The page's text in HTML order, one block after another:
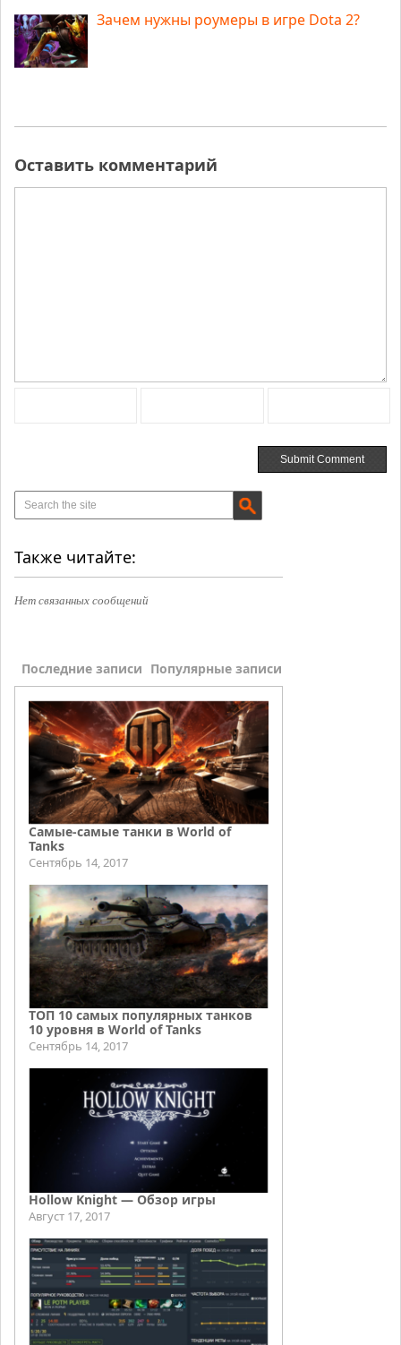
Зачем нужны роумеры в игре Dota 2?
Оставить комментарий
Также читайте:
Нет связанных сообщений
Последние записи Популярные записи
Самые-самые танки в World of
Tanks
Сентябрь 14, 2017
ТОП 10 самых популярных танков
10 уровня в World of Tanks
Сентябрь 14, 2017
Hollow Knight — Обзор игры
Август 17, 2017